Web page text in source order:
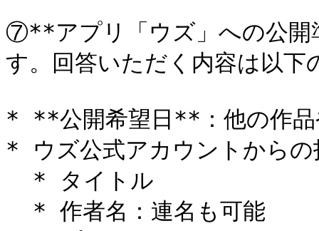
⑦**アプリ「ウズ」への公開
す。回答いただく内容は以下
* **公開希望日**：他の作品
* ウズ公式アカウントから